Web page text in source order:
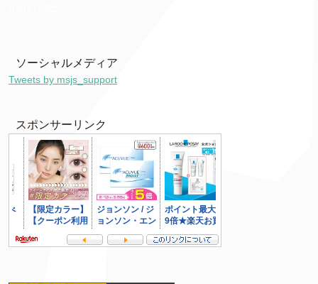
ソーシャルメディア
Tweets by msjs_support
スポンサーリンク